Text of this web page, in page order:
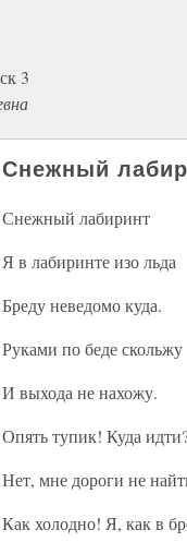
3
Снежный
Снежный лабиринт
Я в лабиринте изо льда
Бреду неведомо куда.
Руками по беде скольжу
И выхода не нахожу.
Опять тупик! Куда
Нет, мне дороги не
Как холодно! Я, как в